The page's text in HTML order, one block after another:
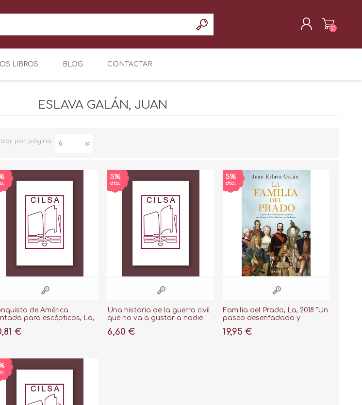
(0)
LIBROS BLOG CONTACTAR
ESLAVA GALÁN, JUAN
por página
de América
para escépticos, La,
€
Una historia de la guerra civil
que no va a gustar a nadie
6,60 €
Familia del Prado, La, 2018 "Un
paseo desenfadado y
los Austrias y los Borbones"
19,95 €